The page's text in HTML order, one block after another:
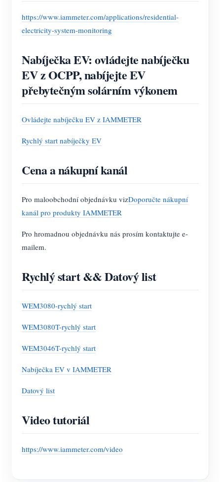
https://www.iammeter.com/applications/residential-
electricity-system-monitoring
Nabíječka EV: ovládejte nabíječku
EV z OCPP, nabíjejte EV
přebytečným solárním výkonem
Ovládejte nabíječku EV z IAMMETER
Rychlý start nabíječky EV
Cena a nákupní kanál
Pro maloobchodní objednávku vizDoporučte nákupní
kanál pro produkty IAMMETER
Pro hromadnou objednávku nás prosím kontaktujte e-
mailem.
Rychlý start && Datový list
WEM3080-rychlý start
WEM3080T-rychlý start
WEM3046T-rychlý start
Nabíječka EV v IAMMETER
Datový list
Video tutoriál
https://www.iammeter.com/video